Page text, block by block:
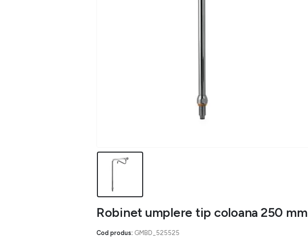
Robinet umplere tip coloana 250 mm
Cod produs: GMBD_525525